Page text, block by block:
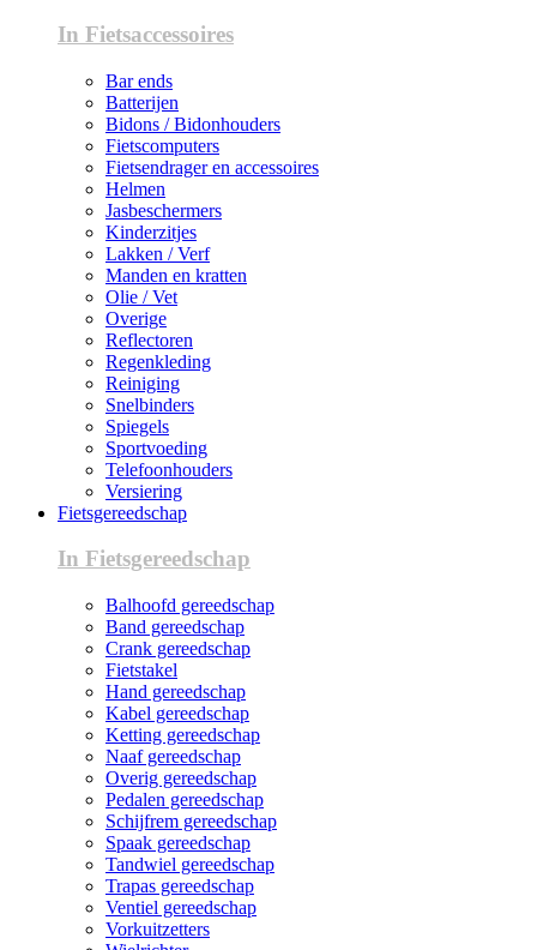
In Fietsaccessoires
Bar ends
Batterijen
Bidons / Bidonhouders
Fietscomputers
Fietsendrager en accessoires
Helmen
Jasbeschermers
Kinderzitjes
Lakken / Verf
Manden en kratten
Olie / Vet
Overige
Reflectoren
Regenkleding
Reiniging
Snelbinders
Spiegels
Sportvoeding
Telefoonhouders
Versiering
Fietsgereedschap
In Fietsgereedschap
Balhoofd gereedschap
Band gereedschap
Crank gereedschap
Fietstakel
Hand gereedschap
Kabel gereedschap
Ketting gereedschap
Naaf gereedschap
Overig gereedschap
Pedalen gereedschap
Schijfrem gereedschap
Spaak gereedschap
Tandwiel gereedschap
Trapas gereedschap
Ventiel gereedschap
Vorkuitzetters